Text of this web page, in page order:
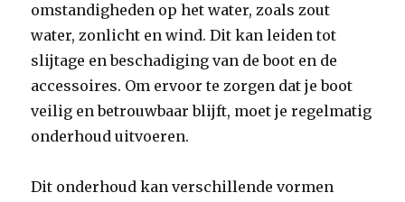
omstandigheden op het water, zoals zout
water, zonlicht en wind. Dit kan leiden tot
slijtage en beschadiging van de boot en de
accessoires. Om ervoor te zorgen dat je boot
veilig en betrouwbaar blijft, moet je regelmatig
onderhoud uitvoeren.
Dit onderhoud kan verschillende vormen